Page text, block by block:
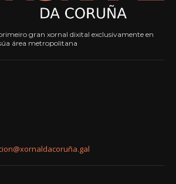
gran xornal dixital exclusivamente en
área metropolitana